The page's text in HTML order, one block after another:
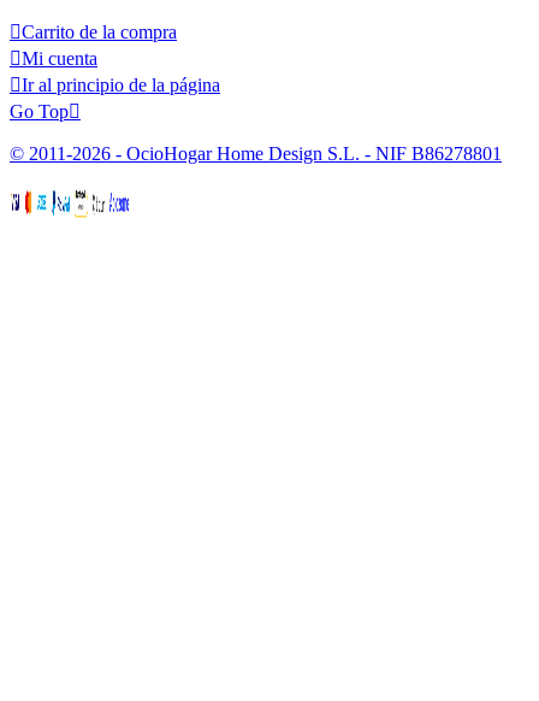
Carrito de la compra
Mi cuenta
Ir al principio de la página
Go Top
© 2011-2026 - OcioHogar Home Design S.L. - NIF B86278801